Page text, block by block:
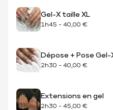
Gel-X taille XL
1h45 - 40,00 €
Dépose + Pose Gel-
2h30 - 40,00 €
Extensions en gel
2h30 - 45,00 €